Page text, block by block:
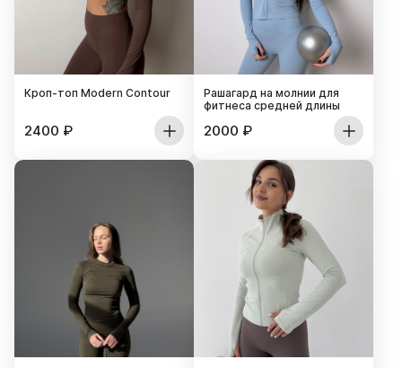
Кроп-топ Modern Contour
2400 ₽
Рашагард на молнии для
фитнеса средней длины
2000 ₽